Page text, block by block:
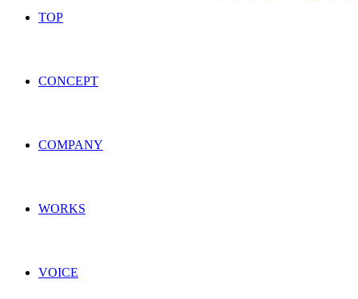
TOP
CONCEPT
COMPANY
WORKS
VOICE